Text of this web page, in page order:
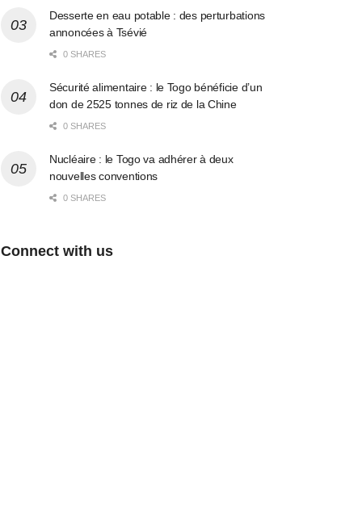
Desserte en eau potable : des perturbations
annoncées à Tsévié
0 SHARES
Sécurité alimentaire : le Togo bénéficie d’un
don de 2525 tonnes de riz de la Chine
0 SHARES
Nucléaire : le Togo va adhérer à deux
nouvelles conventions
0 SHARES
Connect with us